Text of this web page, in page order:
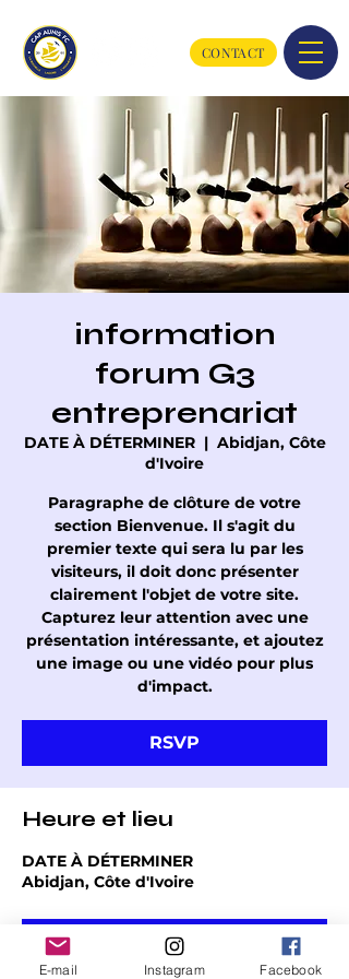
CONTACT
information
forum G3
entreprenariat
DATE À DÉTERMINER
  |
Abidjan, Côte
d'Ivoire
Paragraphe de clôture de votre
section Bienvenue. Il s'agit du
premier texte qui sera lu par les
visiteurs, il doit donc présenter
clairement l'objet de votre site.
Capturez leur attention avec une
présentation intéressante, et ajoutez
une image ou une vidéo pour plus
d'impact.
RSVP
Heure et lieu
DATE À DÉTERMINER
Abidjan, Côte d'Ivoire
RSVP
E-mail Instagram Facebook